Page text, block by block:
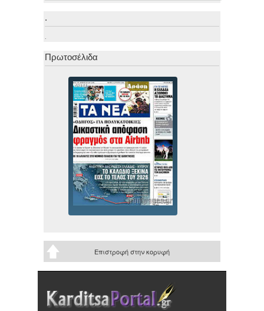
.
.
Πρωτοσέλιδα
Επιστροφή στην κορυφή